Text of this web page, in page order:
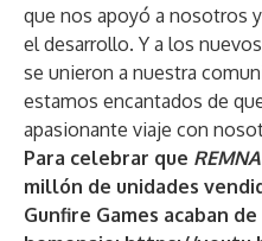
que nos apoyó a nosotros
el desarrollo. Y a los
se unieron a nuestra
estamos encantados de
apasionante viaje con
Para celebrar que
millón de unidades
Gunfire Games acaban